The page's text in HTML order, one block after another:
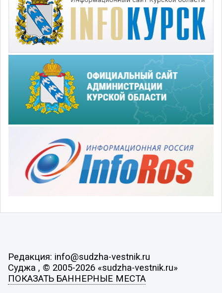
Редакция: info@sudzha-vestnik.ru
Суджа , © 2005-2026 «sudzha-vestnik.ru»
ПОКАЗАТЬ БАННЕРНЫЕ МЕСТА